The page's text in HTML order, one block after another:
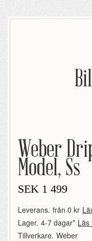
Weber
Model, Ss
SEK 1 499
Leverans. från 0 kr
Lager. 4-7 dagar* Läs
Tillverkare. Weber